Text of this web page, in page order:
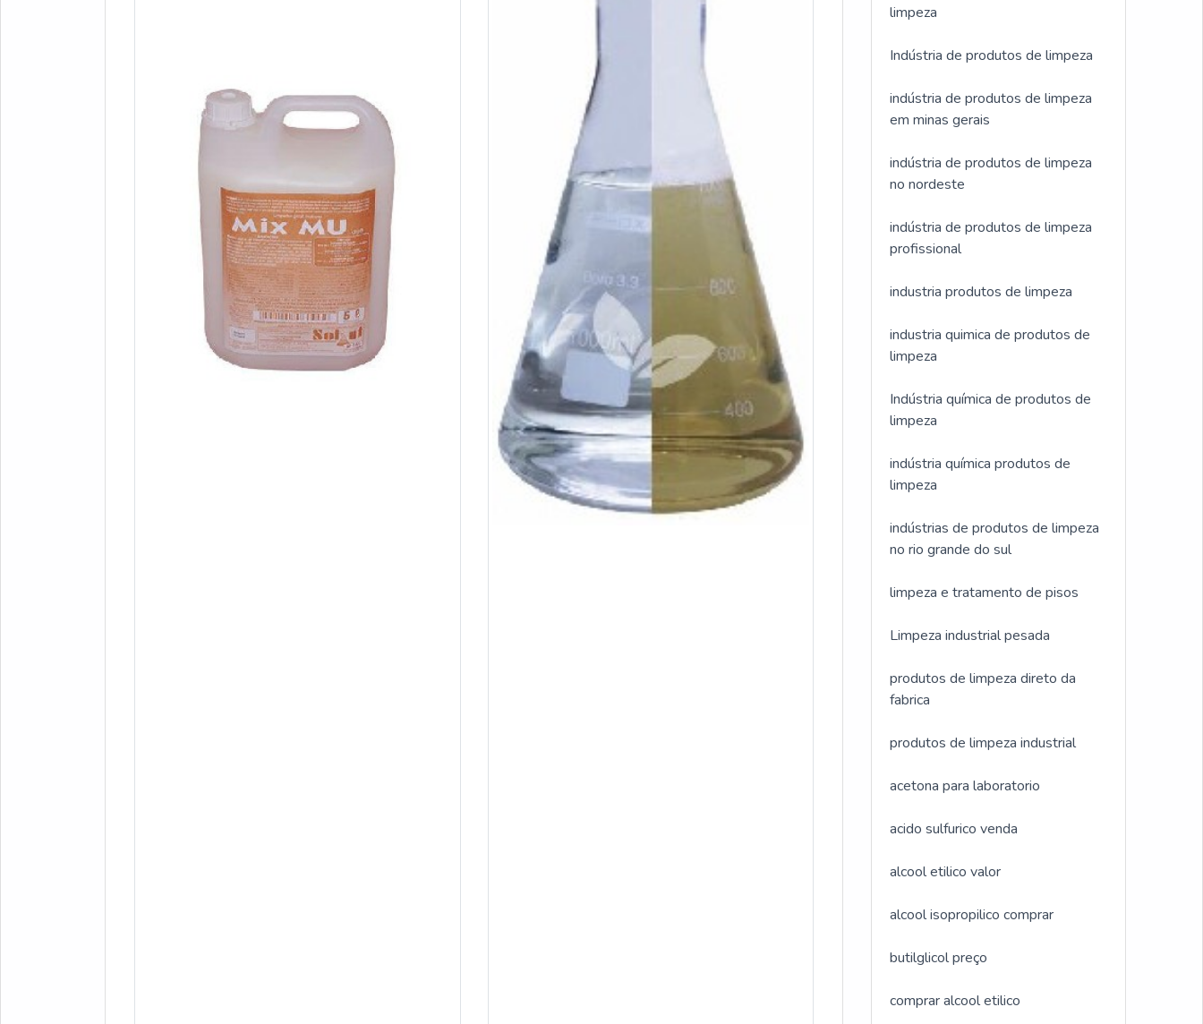
limpeza
Indústria de produtos de limpeza
indústria de produtos de limpeza
em minas gerais
indústria de produtos de limpeza
no nordeste
indústria de produtos de limpeza
profissional
industria produtos de limpeza
industria quimica de produtos de
limpeza
Indústria química de produtos de
limpeza
indústria química produtos de
limpeza
indústrias de produtos de limpeza
no rio grande do sul
limpeza e tratamento de pisos
Limpeza industrial pesada
produtos de limpeza direto da
fabrica
produtos de limpeza industrial
acetona para laboratorio
acido sulfurico venda
alcool etilico valor
alcool isopropilico comprar
butilglicol preço
comprar alcool etilico